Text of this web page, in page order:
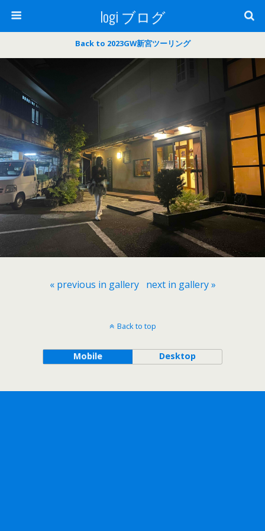
logi ブログ
Back to 2023GW新宮ツーリング
« previous in gallery next in gallery »
Back to top
Mobile Desktop